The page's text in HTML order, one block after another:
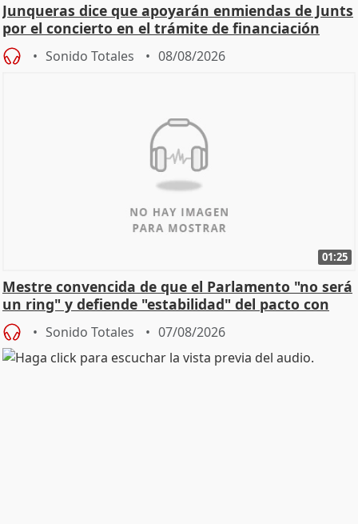
Junqueras dice que apoyarán enmiendas de Junts
por el concierto en el trámite de financiación
Sonido Totales 08/08/2026
01:25
Mestre convencida de que el Parlamento "no será
un ring" y defiende "estabilidad" del pacto con
Vox
Sonido Totales 07/08/2026